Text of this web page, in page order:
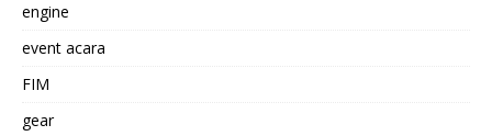
engine
event acara
FIM
gear